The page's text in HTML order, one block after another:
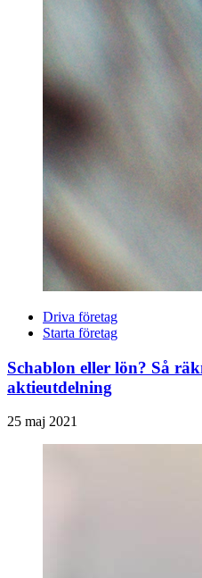
Driva företag
Starta företag
Schablon eller lön? Så
aktieutdelning
25 maj 2021